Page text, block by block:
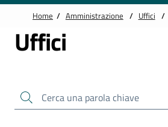
Home / Amministrazione / Uffici /
Uffici
Cerca una parola chiave